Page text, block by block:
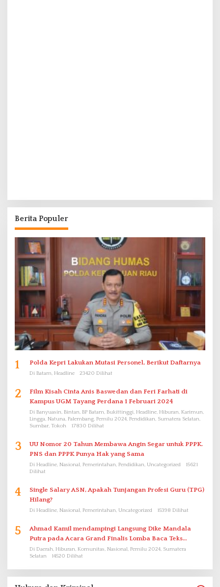
Berita Populer
1 Polda Kepri Lakukan Mutasi Personel, Berikut Daftarnya
Di Batam, Headline 23420 Dilihat
2
Film Kisah Cinta Anis Baswedan dan Feri Farhati di
Kampus UGM Tayang Perdana 1 Februari 2024
Di Banyuasin, Bintan, BP Batam, Bukittinggi, Headline, Hiburan, Karimun,
Lingga, Natuna, Palembang, Pemilu 2024, Pendidikan, Sumatera Selatan,
Sumbar, Tokoh
17830 Dilihat
3
UU Nomor 20 Tahun Membawa Angin Segar untuk PPPK.
PNS dan PPPK Punya Hak yang Sama
Di Headline, Nasional, Pemerintahan, Pendidikan, Uncategorized
15621
Dilihat
4
Single Salary ASN, Apakah Tunjangan Profesi Guru (TPG)
Hilang?
Di Headline, Nasional, Pemerintahan, Uncategorized 15398 Dilihat
5
Ahmad Kamil mendampingi Langsung Dike Mandala
Putra pada Acara Grand Finalis Lomba Baca Teks
Proklamasi Mirip Bung Karno di Bali
Di Daerah, Hiburan, Komunitas, Nasional, Pemilu 2024, Sumatera
Selatan
14520 Dilihat